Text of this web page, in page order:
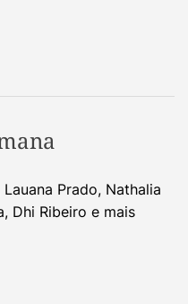
Prado, Nathalia
Dhi Ribeiro e mais